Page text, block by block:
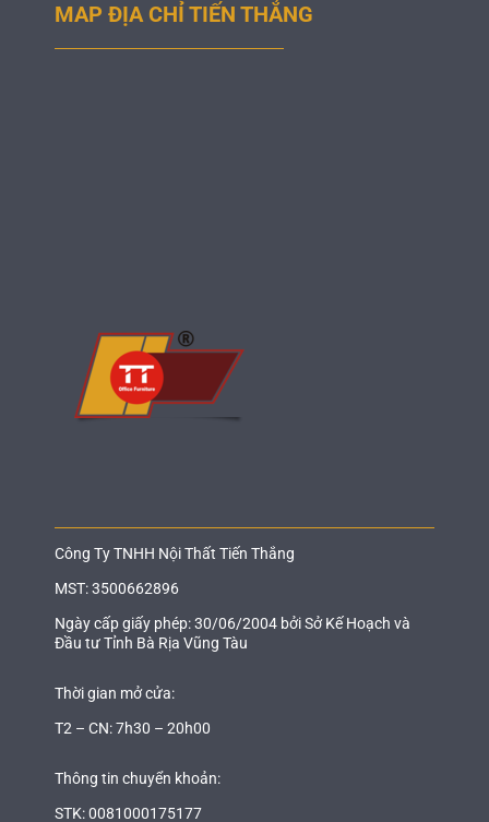
MAP ĐỊA CHỈ TIẾN THẮNG
Công Ty TNHH Nội Thất Tiến Thắng
MST: 3500662896
Ngày cấp giấy phép: 30/06/2004 bởi Sở Kế Hoạch và
Đầu tư Tỉnh Bà Rịa Vũng Tàu
Thời gian mở cửa:
T2 – CN: 7h30 – 20h00
Thông tin chuyển khoản:
STK: 0081000175177